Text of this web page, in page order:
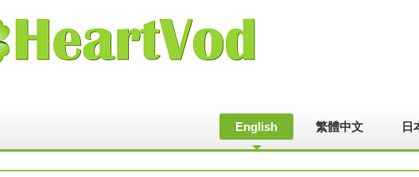
English 繁體中文 日